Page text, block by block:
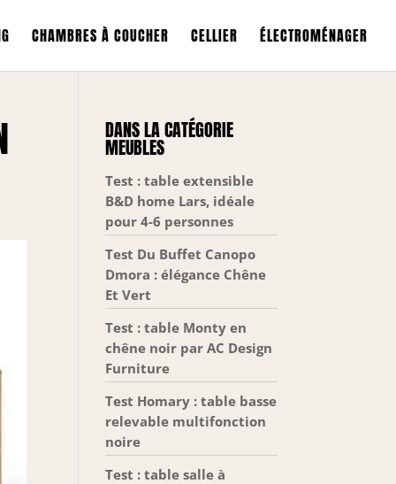
CHAMBRES À COUCHER CELLIER ÉLECTROMÉNAGER
DANS LA CATÉGORIE
MEUBLES
Test : table extensible
B&D home Lars, idéale
pour 4-6 personnes
Test Du Buffet Canopo
Dmora : élégance Chêne
Et Vert
Test : table Monty en
chêne noir par AC Design
Furniture
Test Homary : table basse
relevable multifonction
noire
Test : table salle à